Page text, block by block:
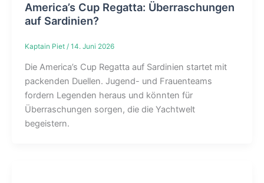
America’s Cup Regatta: Überraschungen
auf Sardinien?
Kaptain Piet / 14. Juni 2026
Die America’s Cup Regatta auf Sardinien startet mit
packenden Duellen. Jugend- und Frauenteams
fordern Legenden heraus und könnten für
Überraschungen sorgen, die die Yachtwelt
begeistern.